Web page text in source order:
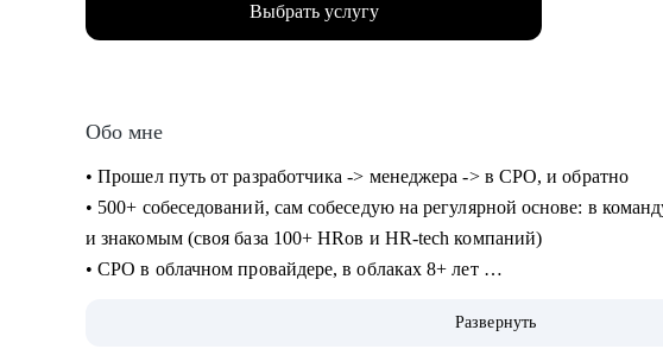
Выбрать услугу
Обо мне
• Прошел путь от разработчика -> менеджера -> в CPO, и обратно
• 500+ собеседований, сам собеседую на регулярной основе: в
и знакомым (своя база 100+ HRов и HR-tech компаний)
• CPO в облачном провайдере, в облаках 8+ лет
Развернуть